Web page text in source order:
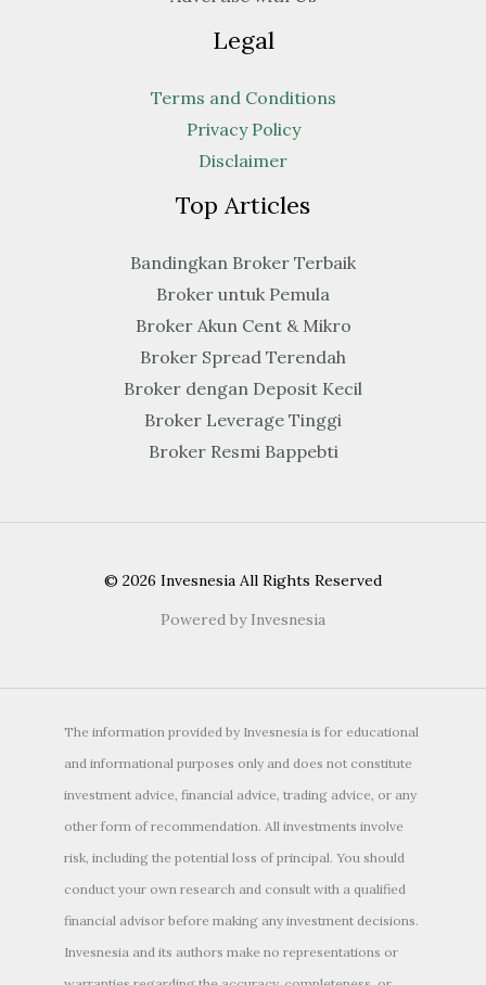
Legal
Terms and Conditions
Privacy Policy
Disclaimer
Top Articles
Bandingkan Broker Terbaik
Broker untuk Pemula
Broker Akun Cent & Mikro
Broker Spread Terendah
Broker dengan Deposit Kecil
Broker Leverage Tinggi
Broker Resmi Bappebti
© 2026 Invesnesia All Rights Reserved
Powered by Invesnesia
The information provided by Invesnesia is for educational
and informational purposes only and does not constitute
investment advice, financial advice, trading advice, or any
other form of recommendation. All investments involve
risk, including the potential loss of principal. You should
conduct your own research and consult with a qualified
financial advisor before making any investment decisions.
Invesnesia and its authors make no representations or